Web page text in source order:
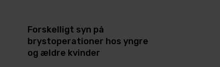
Forskelligt syn på
brystoperationer hos yngre
og ældre kvinder